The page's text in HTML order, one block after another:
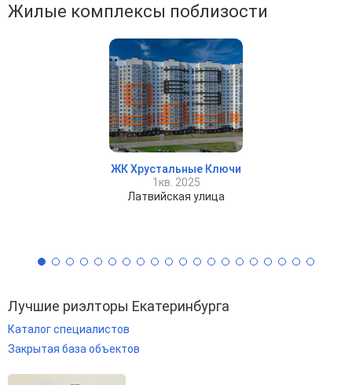
Жилые комплексы поблизости
ЖК Хрустальные Ключи
1кв. 2025
Латвийская улица
Лучшие риэлторы Екатеринбурга
Каталог специалистов
Закрытая база объектов